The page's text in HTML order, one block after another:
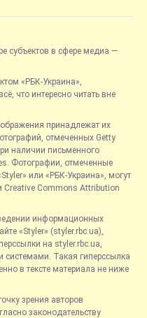
субъектов в сфере медиа —
«РБК-Украина»,
что интересно читать вне
принадлежат их
отмеченных Getty
наличии письменного
Фотографии, отмеченные
или «РБК-Украина», могут
Creative Commons Attribution
информационных
«Styler» (styler.rbc.ua),
на styler.rbc.ua,
Такая гиперссылка
в тексте материала не ниже
зрения авторов
законодательству